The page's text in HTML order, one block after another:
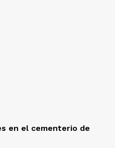
en el cementerio de